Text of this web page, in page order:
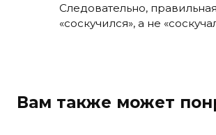
Следовательно,
«соскучился», а не
Вам также может